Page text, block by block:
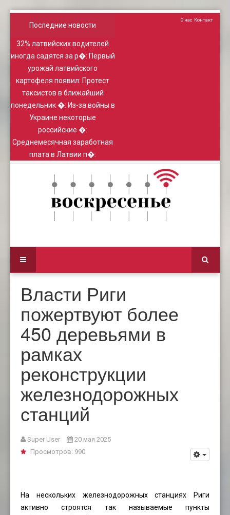
Последние новости
32% латвийских водителей
иногда садятся за р�: Первый
урожай латвийского
картофеля появил: Протест
таксистов в ближайший
понедельник �: Из-за войны в
Украине некоторые
российские �:
Среднемесячная заработная
плата в Латвии п�:
О нас Контакт
Власти Риги
пожертвуют более
450 деревьями в
рамках
реконструкции
железнодорожных
станций
Super User
20 мая 2025
Просмотров: 990
На нескольких железнодорожных станциях Риги
активно строятся так называемые пункты